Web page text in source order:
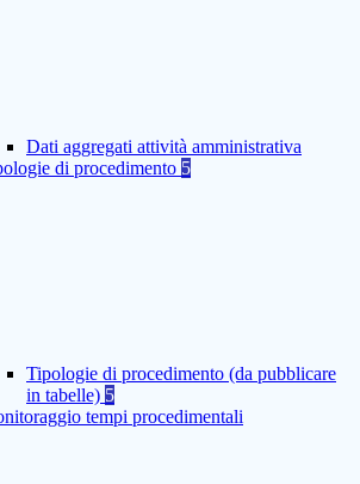
Dati aggregati attività amministrativa
di procedimento 5
Tipologie di procedimento (da pubblicare
in tabelle) 5
tempi procedimentali